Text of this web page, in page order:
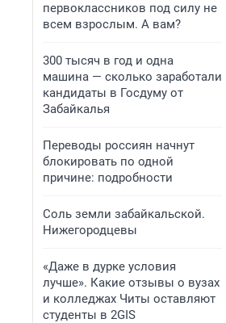
первоклассников под силу не
всем взрослым. А вам?
300 тысяч в год и одна
машина — сколько заработали
кандидаты в Госдуму от
Забайкалья
Переводы россиян начнут
блокировать по одной
причине: подробности
Соль земли забайкальской.
Нижегородцевы
«Даже в дурке условия
лучше». Какие отзывы о вузах
и колледжах Читы оставляют
студенты в 2GIS